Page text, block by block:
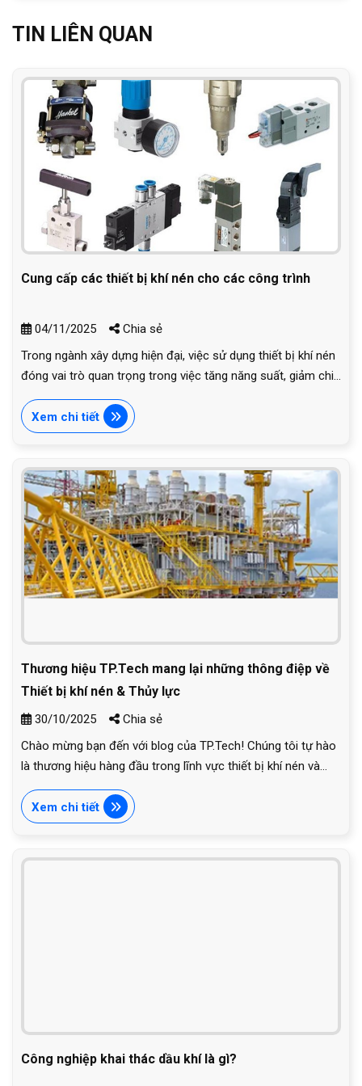
TIN LIÊN QUAN
Cung cấp các thiết bị khí nén cho các công trình
04/11/2025
Chia sẻ
Trong ngành xây dựng hiện đại, việc sử dụng thiết bị khí nén
đóng vai trò quan trọng trong việc tăng năng suất, giảm chi
phí và đảm bảo an toàn lao động. Từ các công trình dân
dụng nhỏ đến các dự án quy mô lớn, thiết bị khí nén được
ứng dụng rộng rãi trong nhiều công đoạn khác nhau.
Xem chi tiết
Thương hiệu TP.Tech mang lại những thông điệp về
Thiết bị khí nén & Thủy lực
30/10/2025
Chia sẻ
Chào mừng bạn đến với blog của TP.Tech! Chúng tôi tự hào
là thương hiệu hàng đầu trong lĩnh vực thiết bị khí nén và
thủy lực, mang đến những giải pháp tối ưu và đáng tin cậy
cho mọi nhu cầu của bạn. Với nhiều năm kinh nghiệm,
TP.Tech không chỉ cung cấp các sản phẩm chất lượng cao
toàn và bền vững trong sản xuất công nghiệp. Hãy cùng
Xem chi tiết
Công nghiệp khai thác dầu khí là gì?